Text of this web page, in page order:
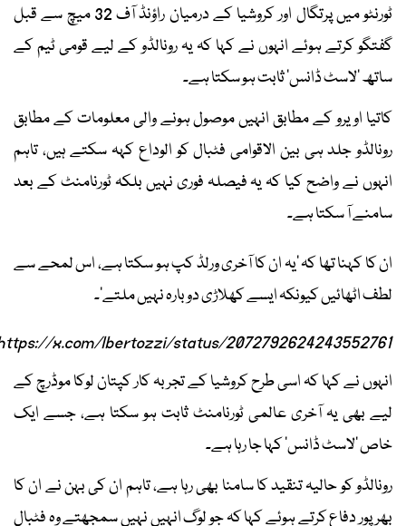
ٹورنٹو میں پرتگال اور کروشیا کے درمیان راؤنڈ آف 32 میچ سے قبل
گفتگو کرتے ہوئے انہوں نے کہا کہ یہ رونالڈو کے لیے قومی ٹیم کے
ساتھ ’لاسٹ ڈانس‘ ثابت ہو سکتا ہے۔
کاتیا اویرو کے مطابق انہیں موصول ہونے والی معلومات کے مطابق
رونالڈو جلد ہی بین الاقوامی فٹبال کو الوداع کہہ سکتے ہیں، تاہم
انہوں نے واضح کیا کہ یہ فیصلہ فوری نہیں بلکہ ٹورنامنٹ کے بعد
سامنے آ سکتا ہے۔
ان کا کہنا تھا کہ ’یہ ان کا آخری ورلڈ کپ ہو سکتا ہے، اس لمحے سے
لطف اٹھائیں کیونکہ ایسے کھلاڑی دوبارہ نہیں ملتے‘۔
x.com/lbertozzi/status/2072792624243552761
انہوں نے کہا کہ اسی طرح کروشیا کے تجربہ کار کپتان لوکا موڈرچ کے
لیے بھی یہ آخری عالمی ٹورنامنٹ ثابت ہو سکتا ہے، جسے ایک
خاص ’لاسٹ ڈانس‘ کہا جا رہا ہے۔
رونالڈو کو حالیہ تنقید کا سامنا بھی رہا ہے، تاہم ان کی بہن نے ان کا
بھرپور دفاع کرتے ہوئے کہا کہ جو لوگ انہیں نہیں سمجھتے وہ فٹبال